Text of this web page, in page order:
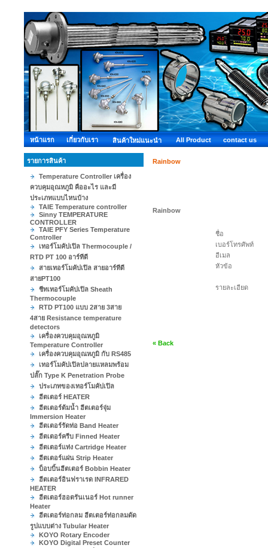
หน้าแรก เกี่ยวกับเรา สินค้าใหม่แนะนำ All Product contact us
รายการสินค้า
Temperature Controller เครื่อง
ควบคุมอุณหภูมิ คืออะไร และมี
ประเภทแบบไหนบ้าง
TAIE Temperature controller
Sinny TEMPERATURE
CONTROLLER
TAIE PFY Series Temperature
Controller
เทอร์โมคัปเปิล Thermocouple /
RTD PT 100 อาร์ทีดี
สายเทอร์โมคัปเปิล สายอาร์ทีดี
สายPT100
ชีทเทอร์โมคัปเปิล Sheath
Thermocouple
RTD PT100 แบบ 2สาย 3สาย
4สาย Resistance temperature
detectors
เครื่องควบคุมอุณหภูมิ
Temperature Controller
เครื่องควบคุมอุณหภูมิ กับ RS485
เทอร์โมคัปเปิลปลายแหลมพร้อม
ปลั๊ก Type K Penetration Probe
ประเภทของเทอร์โมคัปเปิล
ฮีตเตอร์ HEATER
ฮีตเตอร์ต้มน้ำ ฮีตเตอร์จุ่ม
Immersion Heater
ฮีตเตอร์รัดท่อ Band Heater
ฮีตเตอร์ครีบ Finned Heater
ฮีตเตอร์แท่ง Cartridge Heater
ฮีตเตอร์แผ่น Strip Heater
บ็อบบิ้นฮีตเตอร์ Bobbin Heater
ฮีตเตอร์อินฟราเรด INFRARED
HEATER
ฮีตเตอร์ฮอตรันเนอร์ Hot runner
Heater
ฮีตเตอร์ท่อกลม ฮีตเตอร์ท่อกลมดัด
รูปแบบต่าง Tubular Heater
KOYO Rotary Encoder
KOYO Digital Preset Counter
Rainbow
Rainbow
ชื่อ
เบอร์โทรศัพท์
อีเมล
หัวข้อ
รายละเอียด
« Back